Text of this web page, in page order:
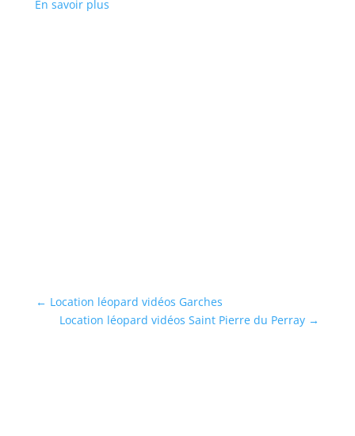
En savoir plus
← Location léopard vidéos Garches
Location léopard vidéos Saint Pierre du Perray →